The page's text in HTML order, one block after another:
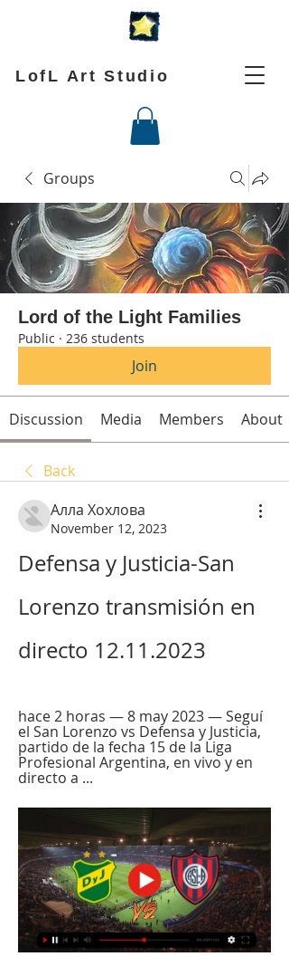
LofL Art Studio
Groups
Lord of the Light Families
Public · 236 students
Join
Discussion Media Members About
Back
Алла Хохлова
November 12, 2023
Defensa y Justicia-San
Lorenzo transmisión en
directo 12.11.2023
hace 2 horas — 8 may 2023 — Seguí
el San Lorenzo vs Defensa y Justicia,
partido de la fecha 15 de la Liga
Profesional Argentina, en vivo y en
directo a ...